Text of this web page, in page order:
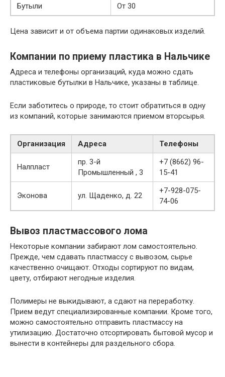
Бутыли
От 30
Цена зависит и от объема партии одинаковых изделий.
Компании по приему пластика в Нальчике
Адреса и телефоны организаций, куда можно сдать
пластиковые бутылки в Нальчике, указаны в таблице.
Если заботитесь о природе, то стоит обратиться в одну
из компаний, которые занимаются приемом вторсырья.
Организация Адреса Телефоны
Налпласт
пр. 3-й
Промышленный , 3
+7 (8662) 96-
15-41
Эконова ул. Щаденко, д. 22
+7-928-075-
74-06
Вывоз пластмассового лома
Некоторые компании забирают лом самостоятельно.
Прежде, чем сдавать пластмассу с вывозом, сырье
качественно очищают. Отходы сортируют по видам,
цвету, отбирают негодные изделия.
Полимеры не выкидывают, а сдают на переработку.
Прием ведут специализированные компании. Кроме того,
можно самостоятельно отправить пластмассу на
утилизацию. Достаточно отсортировать бытовой мусор и
вынести в контейнеры для раздельного сбора.